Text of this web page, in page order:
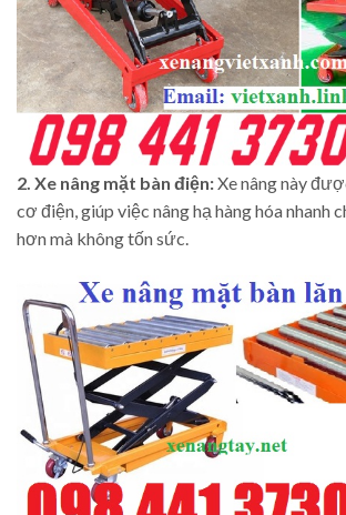
2. Xe nâng mặt bàn điện:Xe nâng này
cơ điện, giúp việc nâng hạ hàng hóa nhanh
hơn mà không tốn sức.